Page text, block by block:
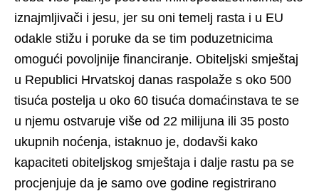
iznajmljivači i jesu, jer su oni temelj rasta i u EU
odakle stižu i poruke da se tim poduzetnicima
omogući povoljnije financiranje. Obiteljski smještaj
u Republici Hrvatskoj danas raspolaže s oko 500
tisuća postelja u oko 60 tisuća domaćinstava te se
u njemu ostvaruje više od 22 milijuna ili 35 posto
ukupnih noćenja, istaknuo je, dodavši kako
kapaciteti obiteljskog smještaja i dalje rastu pa se
procjenjuje da je samo ove godine registrirano